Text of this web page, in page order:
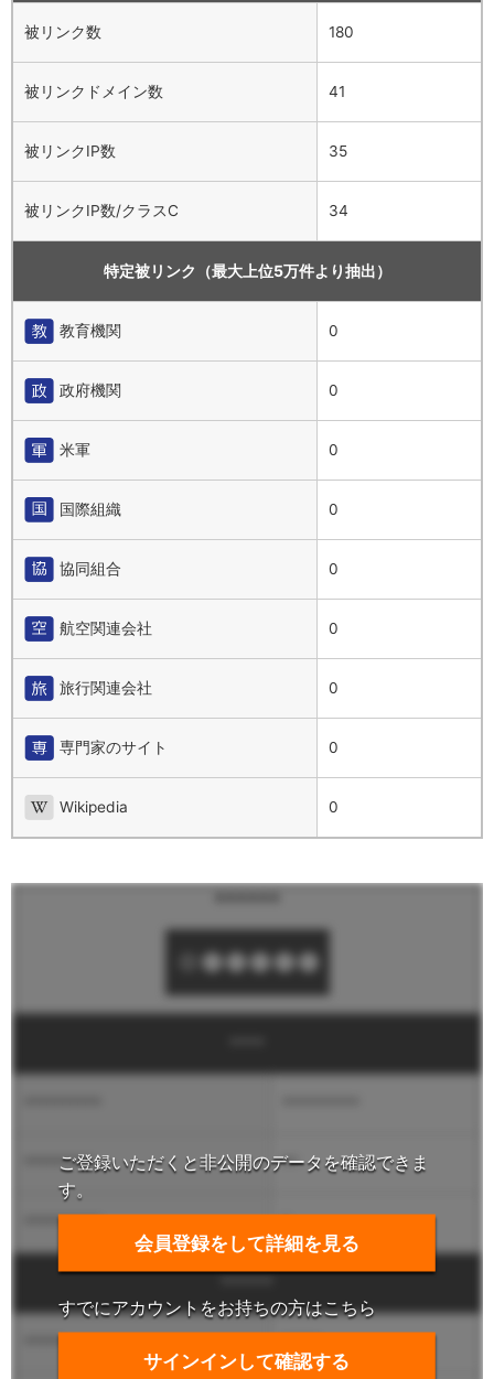
被リンク数 180
被リンクドメイン数 41
被リンクIP数 35
被リンクIP数/クラスC 34
特定被リンク（最大上位5万件より抽出）
教育機関 0
政府機関 0
米軍 0
国際組織 0
協同組合 0
航空関連会社 0
旅行関連会社 0
専門家のサイト 0
Wikipedia 0
ご登録いただくと非公開のデータを確認できま
す。
会員登録をして詳細を見る
すでにアカウントをお持ちの方はこちら
サインインして確認する
********* **
**********